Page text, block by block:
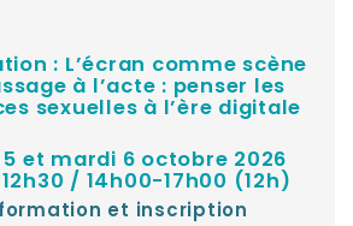
: L’écran comme scène
à l’acte : penser les
sexuelles à l’ère digitale
5 et mardi 6 octobre 2026
/ 14h00-17h00 (12h)
et inscription